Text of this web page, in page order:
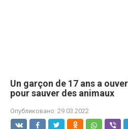
Un garçon de 17 ans a
pour sauver des animaux
Опубликовано: 29.03.2022